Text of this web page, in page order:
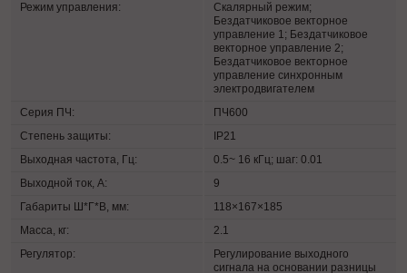
Режим управления:
Скалярный режим;
Бездатчиковое векторное
управление 1; Бездатчиковое
векторное управление 2;
Бездатчиковое векторное
управление синхронным
электродвигателем
Серия ПЧ:
ПЧ600
Степень защиты:
IP21
Выходная частота, Гц:
0.5~ 16 кГц; шаг: 0.01
Выходной ток, А:
9
Габариты Ш*Г*В, мм:
118×167×185
Масса, кг:
2.1
Регулятор:
Регулирование выходного
сигнала на основании разницы